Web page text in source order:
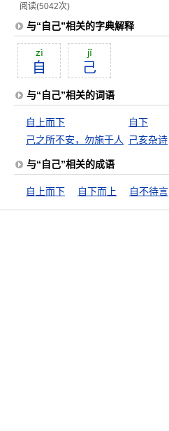
阅读(5042次)
与“自己”相关的字典解释
zì
自
jĭ
己
与“自己”相关的词语
自上而下 自下
己之所不安，勿施于人
己亥杂诗
与“自己”相关的成语
自上而下 自下而上 自不待言